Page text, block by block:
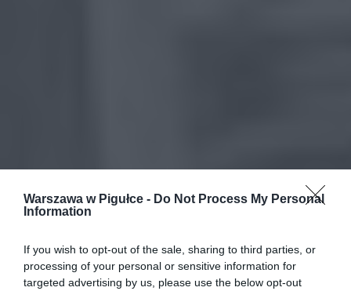
Warszawa w Pigułce - Do Not Process My Personal
Information
If you wish to opt-out of the sale, sharing to third parties, or
processing of your personal or sensitive information for
targeted advertising by us, please use the below opt-out